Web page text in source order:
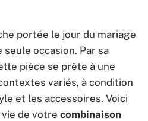
portée le jour du mariage
occasion. Par sa
pièce se prête à une
variés, à condition
et les accessoires. Voici
de votre combinaison